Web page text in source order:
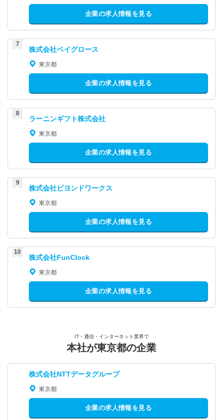
企業の求人情報を見る
株式会社ベイグロース
東京都
企業の求人情報を見る
ラーニンギフト株式会社
東京都
企業の求人情報を見る
株式会社ビヨンドワークス
東京都
企業の求人情報を見る
株式会社FunClock
東京都
企業の求人情報を見る
IT・通信・インターネット業界で
本社が東京都の企業
株式会社NTTデータグループ
東京都
企業の求人情報を見る